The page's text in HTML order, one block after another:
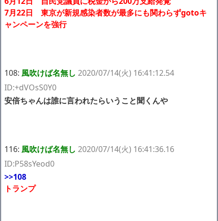
7月22日 東京が新規感染者数が最多にも関わらずgotoキ
ャンペーンを強行
108: 風吹けば名無し 2020/07/14(火) 16:41:12.54
ID:+dVOsS0Y0
安倍ちゃんは誰に言われたらいうこと聞くんや
116: 風吹けば名無し 2020/07/14(火) 16:41:36.16
ID:P58sYeod0
>>108
トランプ